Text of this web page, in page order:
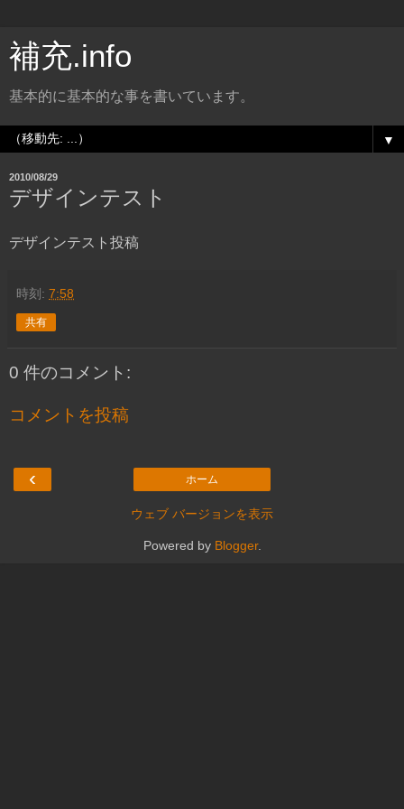
補充.info
基本的に基本的な事を書いています。
▼
2010/08/29
デザインテスト
デザインテスト投稿
時刻: 7:58
共有
0 件のコメント:
コメントを投稿
‹ ホーム
ウェブ バージョンを表示
Powered by Blogger.